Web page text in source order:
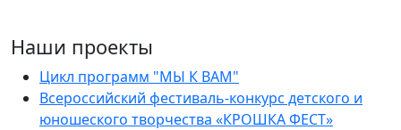
Наши проекты
Цикл программ "МЫ К ВАМ"
Всероссийский фестиваль-конкурс детского и
юношеского творчества «КРОШКА ФЕСТ»